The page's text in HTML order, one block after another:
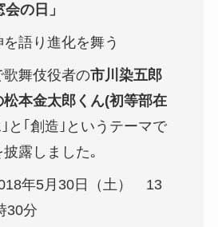
の日」
語り進化を舞う
舞伎役者の市川染五郎
松本金太郎くん(初等部在
と｢創造｣というテーマで
露しました｡
年5月30日（土） 13
30分